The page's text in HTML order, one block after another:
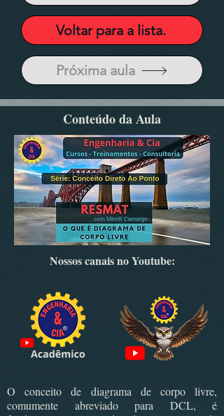
Voltar para a lista.
Próxima aula
Conteúdo da Aula
Nossos canais no Youtube:
O conceito de diagrama de corpo livre,
comumente abreviado para DCL, é